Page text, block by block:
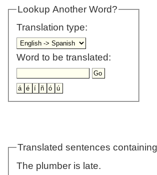
Lookup Another Word?
Translation type:
Word to be translated:
Translated sentences
The plumber is late.